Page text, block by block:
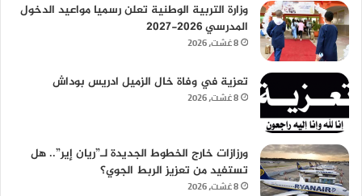
وزارة التربية الوطنية تعلن رسميا مواعيد الدخول
المدرسي 2026-2027
8 غشت، 2026
تعزية في وفاة خال الزميل ادريس بوداش
8 غشت، 2026
ورزازات خارج الخطوط الجديدة لـ”ريان إير”.. هل
تستفيد من تعزيز الربط الجوي؟
8 غشت، 2026